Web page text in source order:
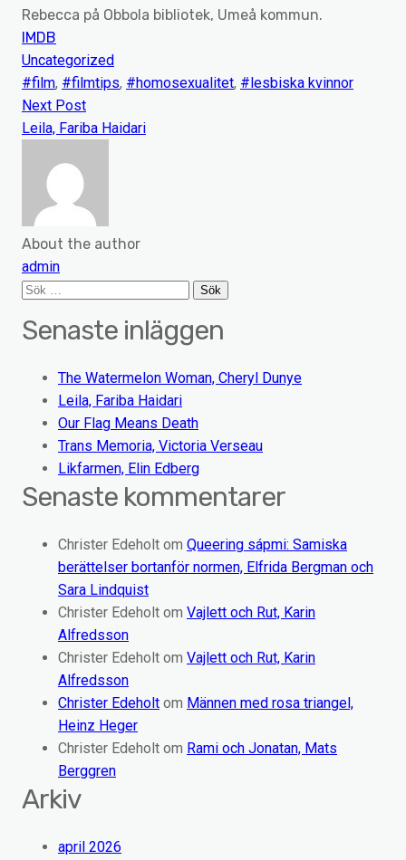
Rebecca på Obbola bibliotek, Umeå kommun.
IMDB
Uncategorized
#film, #filmtips, #homosexualitet, #lesbiska kvinnor
Next Post
Leila, Fariba Haidari
About the author
admin
Sök
Senaste inläggen
The Watermelon Woman, Cheryl Dunye
Leila, Fariba Haidari
Our Flag Means Death
Trans Memoria, Victoria Verseau
Likfarmen, Elin Edberg
Senaste kommentarer
Christer Edeholt om Queering sápmi: Samiska
berättelser bortanför normen, Elfrida Bergman och
Sara Lindquist
Christer Edeholt om Vajlett och Rut, Karin
Alfredsson
Christer Edeholt om Vajlett och Rut, Karin
Alfredsson
Christer Edeholt om Männen med rosa triangel,
Heinz Heger
Christer Edeholt om Rami och Jonatan, Mats
Berggren
Arkiv
april 2026